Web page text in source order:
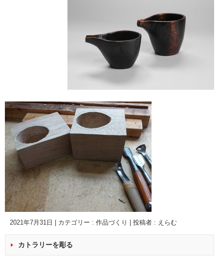
2021年7月31日 カテゴリー : 作品づくり 投稿者 : えらむ
カトラリーを彫る